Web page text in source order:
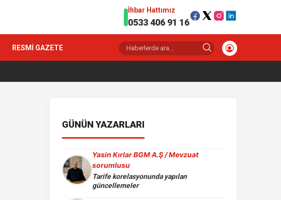
İhbar Hattımız
0533 406 91 16
RESMİ GAZETE
GÜNÜN YAZARLARI
Yasin Kırlar BGM A.Ş / Mevzuat
sorumlusu
Tarife korelasyonunda yapılan
güncellemeler